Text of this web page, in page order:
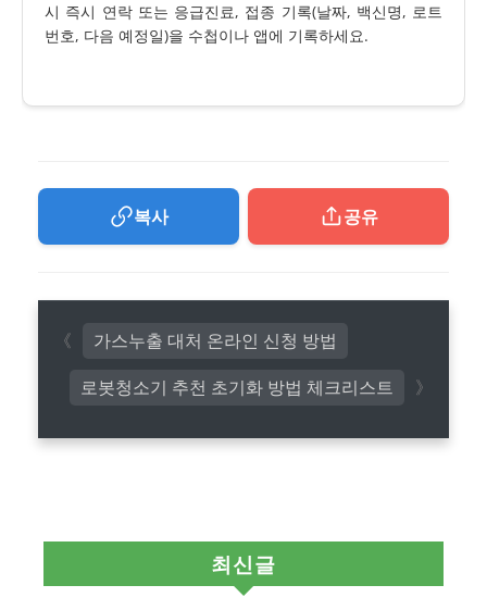
시 즉시 연락 또는 응급진료, 접종 기록(날짜, 백신명, 로트
번호, 다음 예정일)을 수첩이나 앱에 기록하세요.
복사 공유
로봇청소기 추천 초기화 방법 체크리스트
가스누출 대처 온라인 신청 방법
최신글